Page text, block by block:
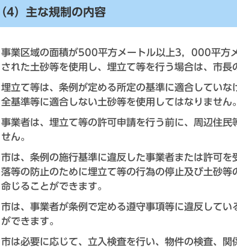
（4）主な規制の内容
事業区域の面積が500平方メートル以上3，000平方
された土砂等を使用し、埋立て等を行う場合は、市長
埋立て等は、条例が定める所定の基準に適合してい
全基準等に適合しない土砂等を使用してはなりません。
事業者は、埋立て等の許可申請を行う前に、周辺住
せん。
市は、条例の施行基準に違反した事業者または許可
落等の防止のために埋立て等の行為の停止及び土砂
命じることができます。
市は、事業者が条例で定める遵守事項等に違反して
ができます。
市は必要に応じて、立入検査を行い、物件の検査、